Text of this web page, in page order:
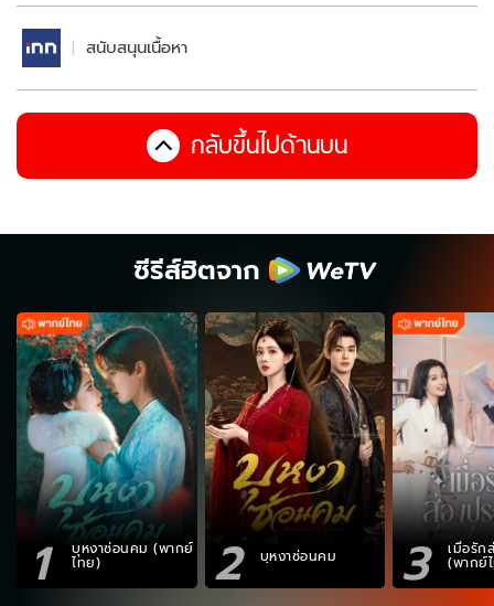
สนับสนุนเนื้อหา
กลับขึ้นไปด้านบน
ซีรีส์ฮิตจาก
1 บุหงาซ่อนคม (พากย์
ไทย) 2 บุหงาซ่อนคม 3 เมื่อรัก
(พากย์